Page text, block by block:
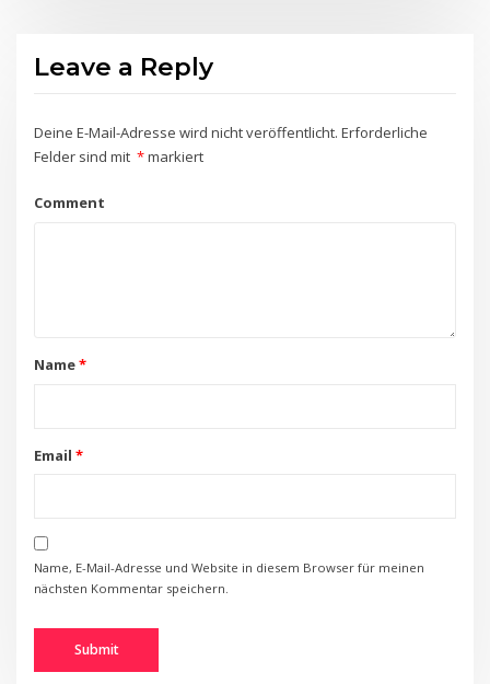
Leave a Reply
Deine E-Mail-Adresse wird nicht veröffentlicht. Erforderliche
Felder sind mit *markiert
Comment
Name*
Email *
Name, E-Mail-Adresse und Website in diesem Browser für meinen
nächsten Kommentar speichern.